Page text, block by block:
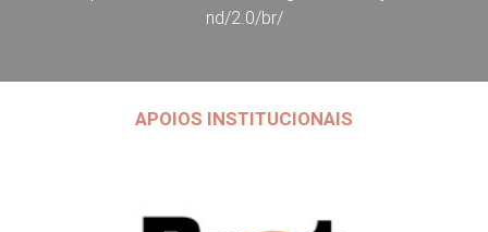
nd/2.0/br/
APOIOS INSTITUCIONAIS